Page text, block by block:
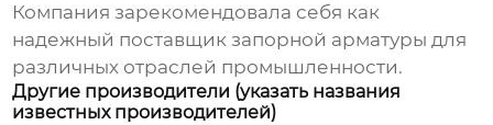
Компания зарекомендовала себя как
надежный поставщик запорной арматуры для
различных отраслей промышленности.
Другие производители (указать названия
известных производителей)